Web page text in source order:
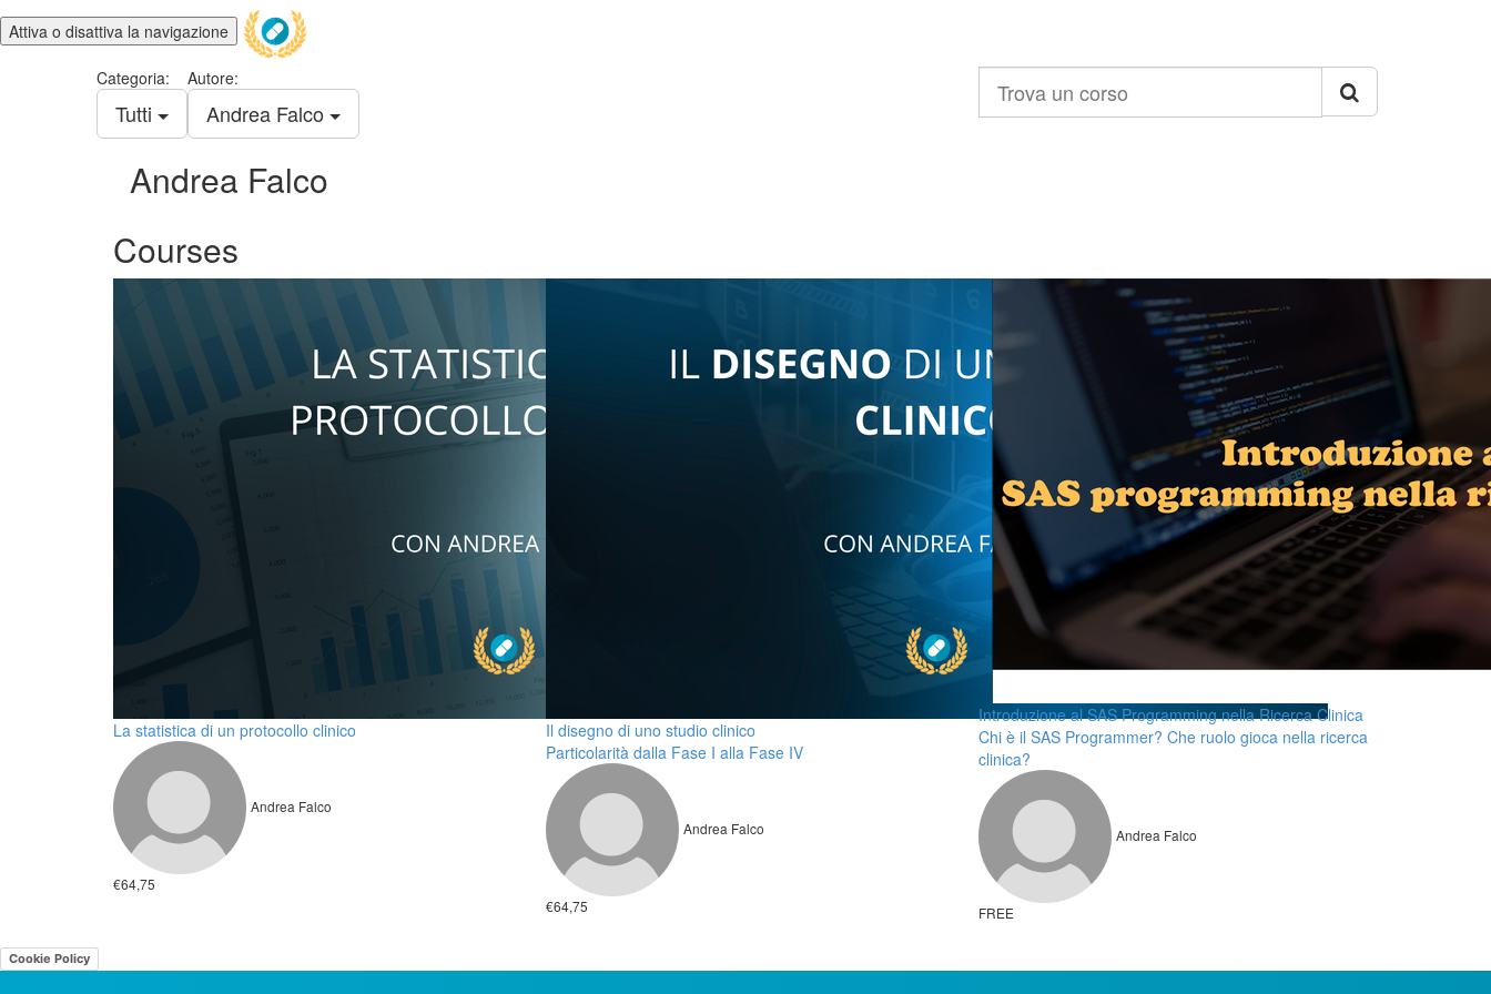
Attiva o disattiva la navigazione
Categoria:
Tutti
Autore:
Andrea Falco
corso
Andrea Falco
Courses
La statistica di un protocollo clinico
Andrea Falco
€64,75
Il disegno di uno studio clinico
Particolarità dalla Fase I alla Fase IV
Andrea Falco
€64,75
Introduzione al SAS Programming nella Ricerca Clinica
Chi è il SAS Programmer? Che ruolo gioca nella ricerca
clinica?
Andrea Falco
FREE
Cookie Policy